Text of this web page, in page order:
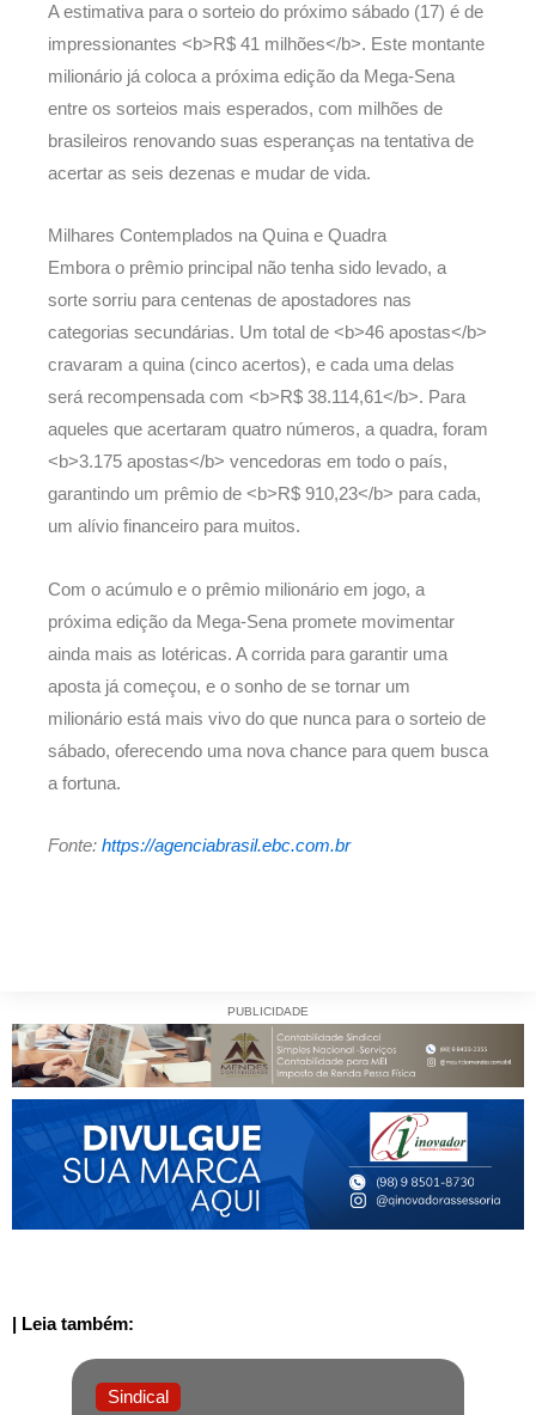
A estimativa para o sorteio do próximo sábado (17) é de
impressionantes <b>R$ 41 milhões</b>. Este montante
milionário já coloca a próxima edição da Mega-Sena
entre os sorteios mais esperados, com milhões de
brasileiros renovando suas esperanças na tentativa de
acertar as seis dezenas e mudar de vida.
Milhares Contemplados na Quina e Quadra
Embora o prêmio principal não tenha sido levado, a
sorte sorriu para centenas de apostadores nas
categorias secundárias. Um total de <b>46 apostas</b>
cravaram a quina (cinco acertos), e cada uma delas
será recompensada com <b>R$ 38.114,61</b>. Para
aqueles que acertaram quatro números, a quadra, foram
<b>3.175 apostas</b> vencedoras em todo o país,
garantindo um prêmio de <b>R$ 910,23</b> para cada,
um alívio financeiro para muitos.
Com o acúmulo e o prêmio milionário em jogo, a
próxima edição da Mega-Sena promete movimentar
ainda mais as lotéricas. A corrida para garantir uma
aposta já começou, e o sonho de se tornar um
milionário está mais vivo do que nunca para o sorteio de
sábado, oferecendo uma nova chance para quem busca
a fortuna.
Fonte: https://agenciabrasil.ebc.com.br
PUBLICIDADE
| Leia também:
Sindical